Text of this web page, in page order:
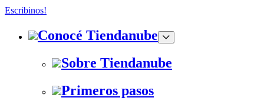
Escribinos!
Conocé Tiendanube
Sobre Tiendanube
Primeros pasos